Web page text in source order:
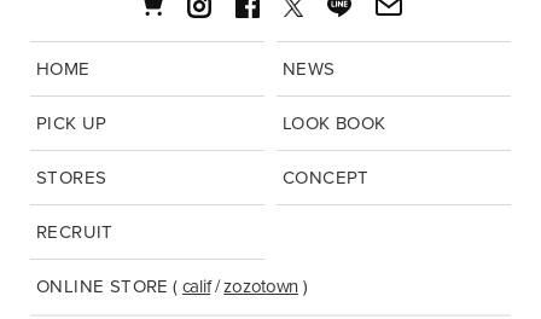
HOME NEWS
PICK UP LOOK BOOK
STORES CONCEPT
RECRUIT
ONLINE STORE ( calif/zozotown )